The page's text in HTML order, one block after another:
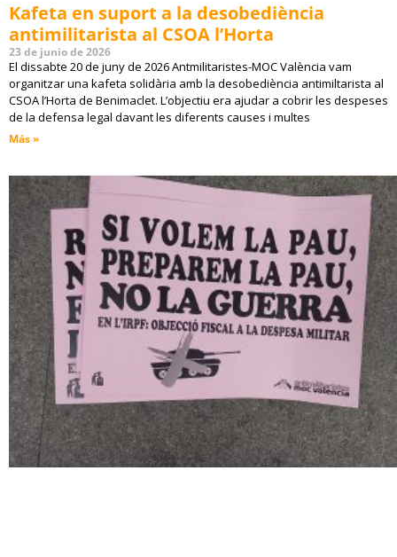
Kafeta en suport a la desobediència
antimilitarista al CSOA l’Horta
23 de junio de 2026
El dissabte 20 de juny de 2026 Antmilitaristes-MOC València vam
organitzar una kafeta solidària amb la desobediència antimiltarista al
CSOA l’Horta de Benimaclet. L’objectiu era ajudar a cobrir les despeses
de la defensa legal davant les diferents causes i multes
Más »